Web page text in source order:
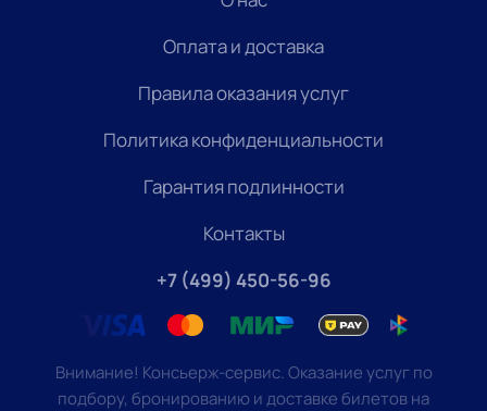
Оплата и доставка
Правила оказания услуг
Политика конфиденциальности
Гарантия подлинности
Контакты
+7 (499) 450-56-96
Внимание! Консьерж-сервис. Оказание услуг по
подбору, бронированию и доставке билетов на